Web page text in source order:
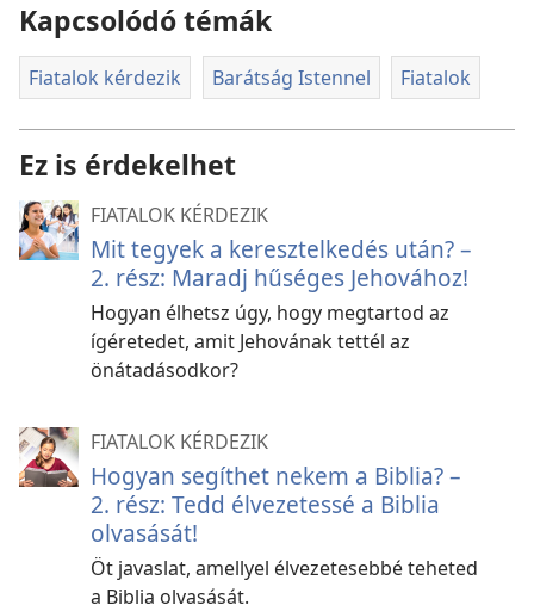
Kapcsolódó témák
Fiatalok kérdezik Barátság Istennel Fiatalok
Ez is érdekelhet
FIATALOK KÉRDEZIK
Mit tegyek a keresztelkedés után? –
2. rész: Maradj hűséges Jehovához!
Hogyan élhetsz úgy, hogy megtartod az
ígéretedet, amit Jehovának tettél az
önátadásodkor?
FIATALOK KÉRDEZIK
Hogyan segíthet nekem a Biblia? –
2. rész: Tedd élvezetessé a Biblia
olvasását!
Öt javaslat, amellyel élvezetesebbé teheted
a Biblia olvasását.